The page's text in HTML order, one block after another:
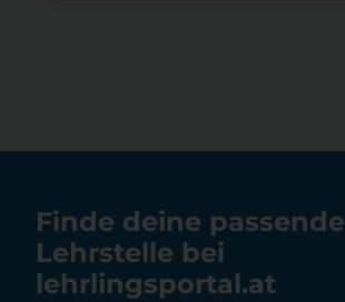
Finde deine passende
Lehrstelle bei
lehrlingsportal.at